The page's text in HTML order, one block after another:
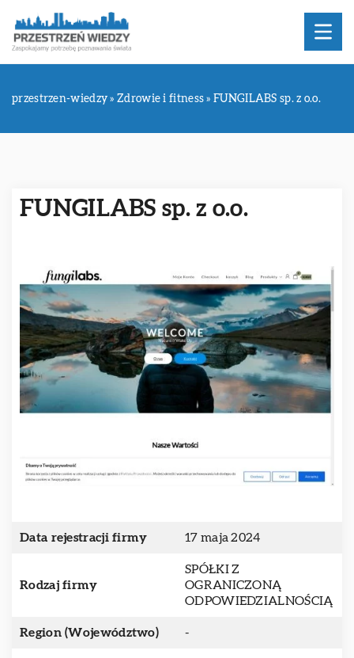
przestrzen-wiedzy »Zdrowie i fitness »FUNGILABS sp. z o.o.
FUNGILABS sp. z o.o.
Data rejestracji firmy 17 maja 2024
Rodzaj firmy
SPÓŁKI Z
OGRANICZONĄ
ODPOWIEDZIALNOŚCIĄ
Region (Województwo) -